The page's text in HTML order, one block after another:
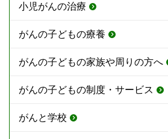
小児がんの治療
がんの子どもの療養
がんの子どもの家族や周りの方へ
がんの子どもの制度・サービス
がんと学校